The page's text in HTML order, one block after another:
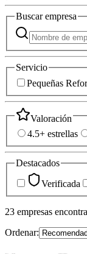
Buscarempresa
Servicio
Pequeñas
Valoración
4.5+ estrellas
Destacados
Verificada
23 empresas
Ordenar: